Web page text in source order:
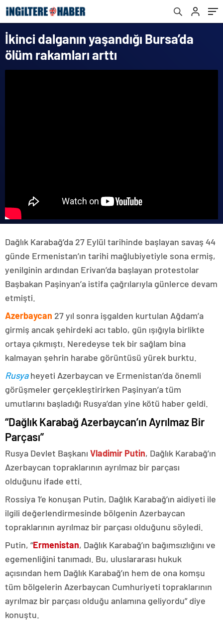
İkinci dalganın yaşandığı Bursa’da
ölüm rakamları arttı
Dağlık Karabağ’da 27 Eylül tarihinde başlayan savaş 44
günde Ermenistan’ın tarihi mağlubiyetiyle sona ermiş,
yenilginin ardından Erivan’da başlayan protestolar
Başbakan Paşinyan’a istifa çağrılarıyla günlerce devam
etmişti.
Azerbaycan 27 yıl sonra işgalden kurtulan Ağdam’a
girmiş ancak şehirdeki acı tablo, gün ışığıyla birlikte
ortaya çıkmıştı. Neredeyse tek bir sağlam bina
kalmayan şehrin harabe görüntüsü yürek burktu.
Rusyaheyeti Azerbaycan ve Ermenistan’da önemli
görüşmeler gerçekleştirirken Paşinyan’a tüm
umutlarını başladığı Rusya’dan yine kötü haber geldi.
“Dağlık Karabağ Azerbaycan’ın Ayrılmaz Bir
Parçası”
Rusya Devlet Başkanı Vladimir Putin, Dağlık Karabağ’ın
Azerbaycan topraklarının ayrılmaz bir parçası
olduğunu ifade etti.
Rossiya 1’e konuşan Putin, Dağlık Karabağ’ın aidiyeti ile
ilgili değerlendirmesinde bölgenin Azerbaycan
topraklarının ayrılmaz bir parçası olduğunu söyledi.
Putin, “Ermenistan, Dağlık Karabağ’ın bağımsızlığını ve
egemenliğini tanımadı. Bu, uluslararası hukuk
açısından hem Dağlık Karabağ’ın hem de ona komşu
tüm bölgelerin Azerbaycan Cumhuriyeti topraklarının
ayrılmaz bir parçası olduğu anlamına geliyordu” diye
konuştu.